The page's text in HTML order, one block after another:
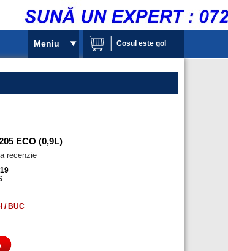
Meniu Cosul este gol
ECO (0,9L)
recenzie
/ BUC